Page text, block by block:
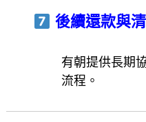
後續還款與
有朝提供長期
流程。